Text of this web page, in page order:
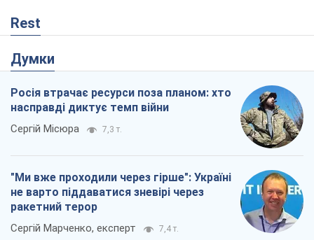
Rest
Думки
Росія втрачає ресурси поза планом: хто
насправді диктує темп війни
Сергій Місюра 7,3 т.
"Ми вже проходили через гірше": Україні
не варто піддаватися зневірі через
ракетний терор
Сергій Марченко, експерт 7,4 т.